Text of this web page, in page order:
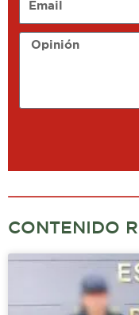
Opinión
CONTENIDO